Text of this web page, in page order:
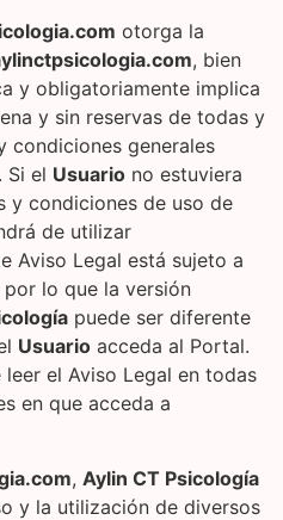
otorga la
, bien
y obligatoriamente implica
y sin reservas de todas y
condiciones generales
Si el Usuario no estuviera
y condiciones de uso de
de utilizar
Aviso Legal está sujeto a
lo que la versión
puede ser diferente
Usuario acceda al Portal.
leer el Aviso Legal en todas
en que acceda a
, Aylin CT Psicología
y la utilización de diversos